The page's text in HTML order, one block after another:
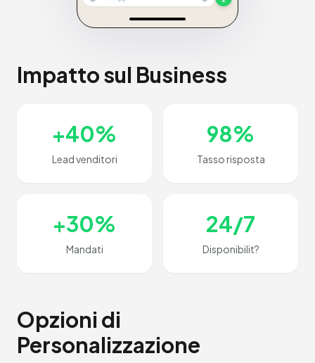
Impatto sul Business
+40%
Lead venditori
98%
Tasso risposta
+30%
Mandati
24/7
Disponibilit?
Opzioni di
Personalizzazione